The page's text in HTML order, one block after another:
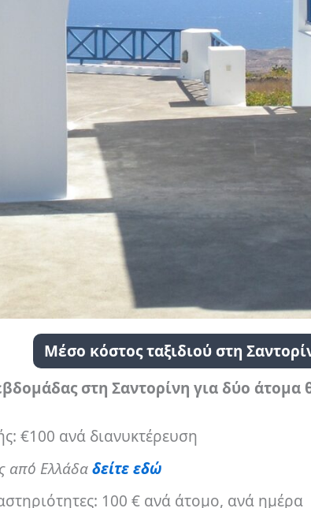
Μέσο κόστος ταξιδιού στη
στη Σαντορίνη για δύο άτομα
€100 ανά διανυκτέρευση
από Ελλάδαδείτε εδώ
100 € ανά άτομο, ανά ημέρα